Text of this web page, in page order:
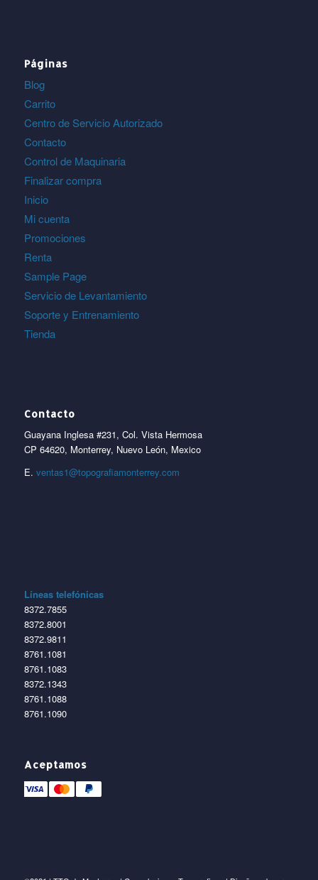
Páginas
Blog
Carrito
Centro de Servicio Autorizado
Contacto
Control de Maquinaria
Finalizar compra
Inicio
Mi cuenta
Promociones
Renta
Sample Page
Servicio de Levantamiento
Soporte y Entrenamiento
Tienda
Contacto
Guayana Inglesa #231, Col. Vista Hermosa
CP 64620, Monterrey, Nuevo León, Mexico
E. ventas1@topografiamonterrey.com
Líneas telefónicas
8372.7855
8372.8001
8372.9811
8761.1081
8761.1083
8372.1343
8761.1088
8761.1090
Aceptamos